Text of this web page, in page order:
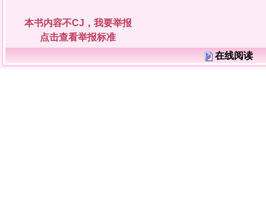
本书内容不CJ，我要举报
点击查看举报标准
在线阅读